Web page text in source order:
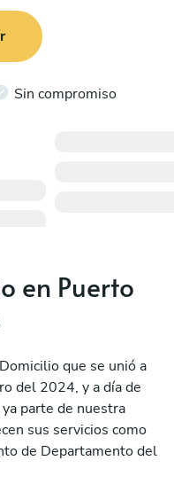
Sin compromiso
en Puerto
que se unió a
del 2024, y a día de
parte de nuestra
sus servicios como
de Departamento del